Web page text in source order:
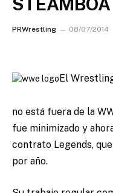
PRWrestling 08/07/2014
El
no está fuera de la
fue minimizado y
contrato Legends,
por año.